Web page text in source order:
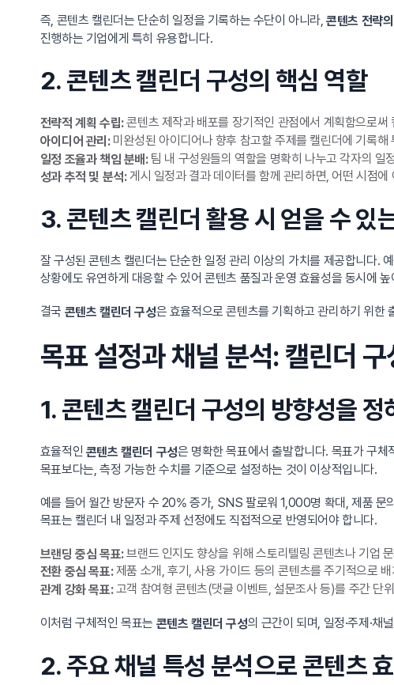
즉, 콘텐츠 캘린더는 단순히 일정을 기록하는 수단이 아니라,콘텐츠 전략
진행하는 기업에게 특히 유용합니다.
2. 콘텐츠 캘린더 구성의 핵심 역할
전략적 계획 수립:콘텐츠 제작과 배포를 장기적인 관점에서 계획함으로써
아이디어 관리:미완성된 아이디어나 향후 참고할 주제를 캘린더에 기록해
일정 조율과 책임 분배:팀 내 구성원들의 역할을 명확히 나누고 각자의 일
성과 추적 및 분석:게시 일정과 결과 데이터를 함께 관리하면, 어떤 시점
3. 콘텐츠 캘린더 활용 시 얻을 수 있
잘 구성된 콘텐츠 캘린더는 단순한 일정 관리 이상의 가치를 제공합니다.
상황에도 유연하게 대응할 수 있어 콘텐츠 품질과 운영 효율성을 동시에
결국 콘텐츠 캘린더 구성은 효율적으로 콘텐츠를 기획하고 관리하기 위한
목표 설정과 채널 분석: 캘린더
1. 콘텐츠 캘린더 구성의 방향성을 정
효율적인 콘텐츠 캘린더 구성은 명확한 목표에서 출발합니다. 목표가 구체
목표보다는, 측정 가능한 수치를 기준으로 설정하는 것이 이상적입니다.
예를 들어 월간 방문자 수 20% 증가, SNS 팔로워 1,000명 확대, 제품
목표는 캘린더 내 일정과 주제 선정에도 직접적으로 반영되어야 합니다.
브랜딩 중심 목표:브랜드 인지도 향상을 위해 스토리텔링 콘텐츠나 기업
전환 중심 목표:제품 소개, 후기, 사용 가이드 등의 콘텐츠를 주기적으로
관계 강화 목표:고객 참여형 콘텐츠(댓글 이벤트, 설문조사 등)를 주간 단
이처럼 구체적인 목표는 콘텐츠 캘린더 구성의 근간이 되며, 일정·주제·채
2. 주요 채널 특성 분석으로 콘텐츠